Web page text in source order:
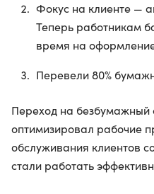
Фокус на клиенте —
Теперь работникам
время на
Перевели 80%
Переход на безбумажный
оптимизировал рабочие
обслуживания клиентов
стали работать